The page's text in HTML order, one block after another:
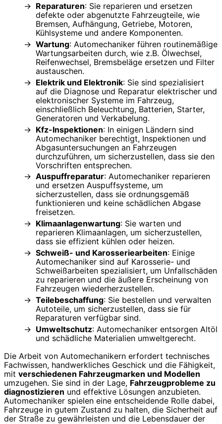
Reparaturen: Sie reparieren und ersetzen
defekte oder abgenutzte Fahrzeugteile, wie
Bremsen, Aufhängung, Getriebe, Motoren,
Kühlsysteme und andere Komponenten.
Wartung: Automechaniker führen routinemäßige
Wartungsarbeiten durch, wie z.B. Ölwechsel,
Reifenwechsel, Bremsbeläge ersetzen und Filter
austauschen.
Elektrik und Elektronik: Sie sind spezialisiert
auf die Diagnose und Reparatur elektrischer und
elektronischer Systeme im Fahrzeug,
einschließlich Beleuchtung, Batterien, Starter,
Generatoren und Verkabelung.
Kfz-Inspektionen: In einigen Ländern sind
Automechaniker berechtigt, Inspektionen und
Abgasuntersuchungen an Fahrzeugen
durchzuführen, um sicherzustellen, dass sie den
Vorschriften entsprechen.
Auspuffreparatur: Automechaniker reparieren
und ersetzen Auspuffsysteme, um
sicherzustellen, dass sie ordnungsgemäß
funktionieren und keine schädlichen Abgase
freisetzen.
Klimaanlagenwartung: Sie warten und
reparieren Klimaanlagen, um sicherzustellen,
dass sie effizient kühlen oder heizen.
Schweiß- und Karosseriearbeiten: Einige
Automechaniker sind auf Karosserie- und
Schweißarbeiten spezialisiert, um Unfallschäden
zu reparieren und die äußere Erscheinung von
Fahrzeugen wiederherzustellen.
Teilebeschaffung: Sie bestellen und verwalten
Autoteile, um sicherzustellen, dass sie für
Reparaturen verfügbar sind.
Umweltschutz: Automechaniker entsorgen Altöl
und schädliche Materialien umweltgerecht.
Die Arbeit von Automechanikern erfordert technisches
Fachwissen, handwerkliches Geschick und die Fähigkeit,
mit verschiedenen Fahrzeugmarken und Modellen
umzugehen. Sie sind in der Lage, Fahrzeugprobleme zu
diagnostizieren und effektive Lösungen anzubieten.
Automechaniker spielen eine entscheidende Rolle dabei,
Fahrzeuge in gutem Zustand zu halten, die Sicherheit auf
der Straße zu gewährleisten und die Lebensdauer der